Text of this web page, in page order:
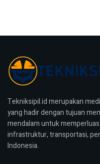
Tekniksipil.id merupakan
yang hadir dengan tujuan
mendalam untuk
infrastruktur, transportasi,
Indonesia.